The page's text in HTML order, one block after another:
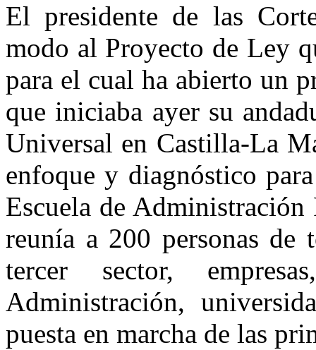
El presidente de las
modo al Proyecto de Ley
para el cual ha abierto un
que iniciaba ayer su
Universal en Castilla-La
enfoque y diagnóstico
Escuela de
reunía a 200 personas de
tercer sector,
Administración,
puesta en marcha de las